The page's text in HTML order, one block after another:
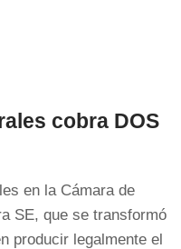
cobra DOS
en la Cámara de
SE, que se transformó
producir legalmente el